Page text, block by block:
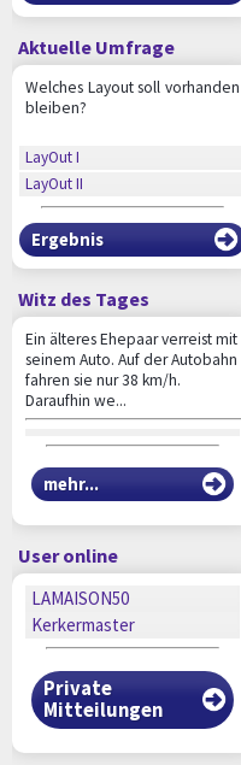
Aktuelle Umfrage
Welches Layout soll vorhanden
bleiben?
LayOut I
LayOut II
Ergebnis
Witz des Tages
Ein älteres Ehepaar verreist mit
seinem Auto. Auf der Autobahn
fahren sie nur 38 km/h.
Daraufhin we...
mehr...
User online
LAMAISON50
Kerkermaster
Private
Mitteilungen